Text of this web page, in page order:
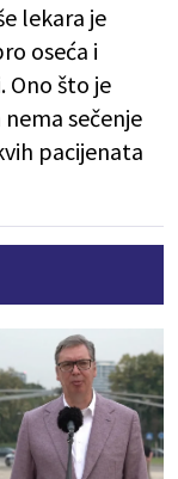
lekara je
oseća i
Ono što je
sečenje
pacijenata